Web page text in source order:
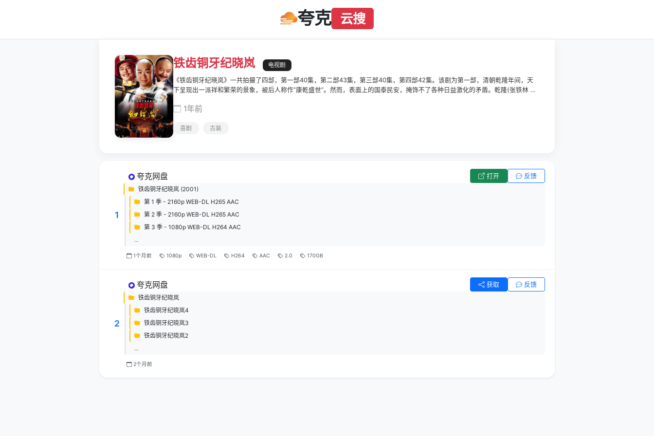
夸克 云搜
铁齿铜牙纪晓岚 电视剧
《铁齿铜牙纪晓岚》一共拍摄了四部，第一部40集，第二部43集，第三部40集，第四部42集。该剧为第一部，清朝乾隆年间，天
下呈现出一派祥和繁荣的景象，被后人称作“康乾盛世”。然而，表面上的国泰民安，掩饰不了各种日益激化的矛盾。乾隆(张铁林 饰)
正、秉公执法的无私品性，又贪图逢迎，特别欣赏户部尚书和珅(王刚 饰)摇尾乞怜、惟命是从的献媚之术。而纪晓岚与和珅，则是
顶，为了导根溯源，解开其中谜团，也为了彻底勘察云州地区官员贪赃赈灾款的犯罪事实，他带领两个得意心腹宠臣不辞奔波劳
1年前
喜剧 古装
1
夸克网盘 打开 反馈
铁齿铜牙纪晓岚 (2001)
第 1 季 - 2160p WEB-DL H265 AAC
第 2 季 - 2160p WEB-DL H265 AAC
第 3 季 - 1080p WEB-DL H264 AAC
...
1个月前 1080p WEB-DL H264 AAC 2.0 170GB
2
夸克网盘 获取 反馈
铁齿铜牙纪晓岚
铁齿铜牙纪晓岚4
铁齿铜牙纪晓岚3
铁齿铜牙纪晓岚2
...
2个月前